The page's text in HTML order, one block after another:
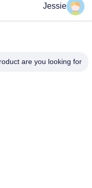
عنوان المصنع
هاتف
Jessie
are you looking for?